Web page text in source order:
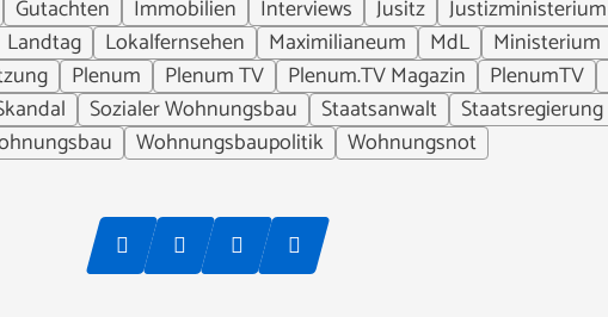
Gutachten Immobilien Interviews Jusitz
Justizministerium
Landtag Lokalfernsehen Maximilianeum MdL Ministerium
Plenum Plenum TV Plenum.TV Magazin PlenumTV
Sozialer Wohnungsbau Staatsanwalt
Staatsregierung
Wohnungsbaupolitik Wohnungsnot